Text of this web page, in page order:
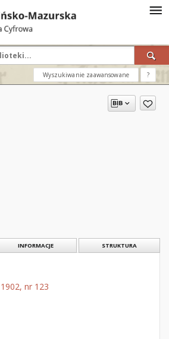
Wyszukiwanie zaawansowane ?
INFORMACJE STRUKTURA
nr 123